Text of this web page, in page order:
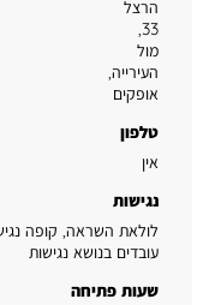
הרצל
33,
מול
העירייה,
אופקים
טלפון
אין
נגישות
לולאת השראה, קופה
עובדים בנושא נגישות
שעות פתיחה